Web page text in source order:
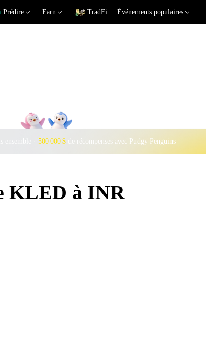
Prédire Earn TradFi Événements populaires
ensemble · 500 000 $ de récompenses avec Pudgy Penguins
KLED à INR